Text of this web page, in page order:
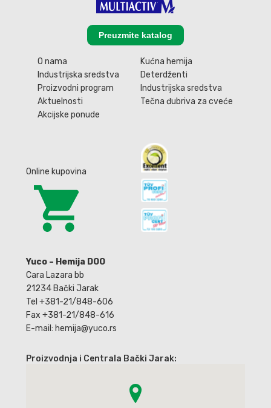
O nama
Industrijska sredstva
Proizvodni program
Aktuelnosti
Akcijske ponude
Preuzmite katalog
Kućna hemija
Deterdženti
Industrijska sredstva
Tečna đubriva za cveće
Online kupovina
Yuco – Hemija DOO
Cara Lazara bb
21234 Bački Jarak
Tel +381-21/848-606
Fax +381-21/848-616
E-mail: hemija@yuco.rs
Proizvodnja i Centrala Bački Jarak: